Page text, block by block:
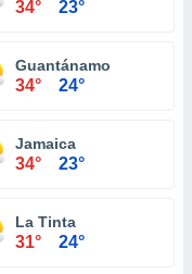
34° 23°
Guantánamo
34° 24°
Jamaica
34° 23°
La Tinta
31° 24°